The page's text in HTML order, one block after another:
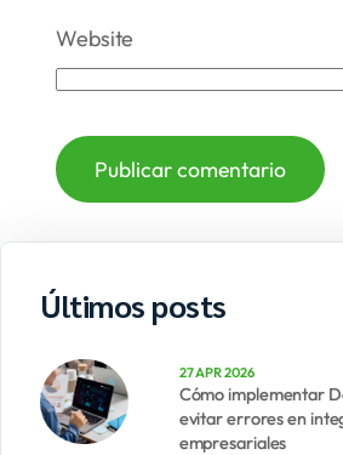
Website
Últimos posts
27 APR 2026
Cómo implementar
evitar errores en
empresariales